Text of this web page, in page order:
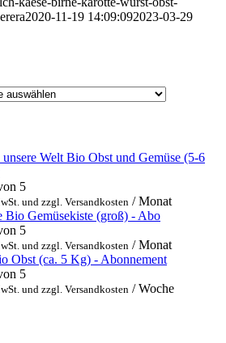
2020-11-19 14:09:092023-03-29
Bio Obst und Gemüse (5-6
5
und zzgl. Versandkosten / Monat
Bio Gemüsekiste (groß) - Abo
5
und zzgl. Versandkosten / Monat
Obst (ca. 5 Kg) - Abonnement
5
und zzgl. Versandkosten / Woche